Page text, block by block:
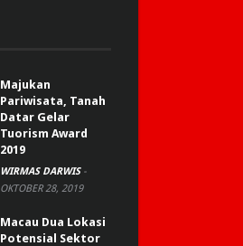
Majukan
Pariwisata, Tanah
Datar Gelar
Tuorism Award
2019
WIRMAS DARWIS -
OKTOBER 28, 2019
Macau Dua Lokasi
Potensial Sektor